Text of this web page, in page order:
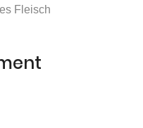
Fleisch